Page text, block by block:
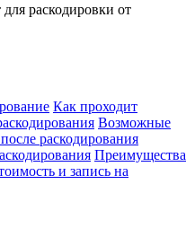
Как проходит
Возможные
раскодирования
Преимущества
и запись на